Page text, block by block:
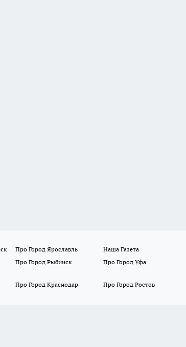
Про Город Ярославль Наша Газета
Про Город Рыбинск Про Город Уфа
Про Город Краснодар Про Город Ростов